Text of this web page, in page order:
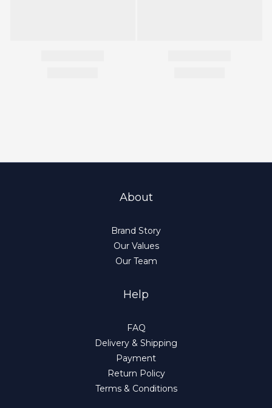
About
Brand Story
Our Values
Our Team
Help
FAQ
Delivery & Shipping
Payment
Return Policy
Terms & Conditions